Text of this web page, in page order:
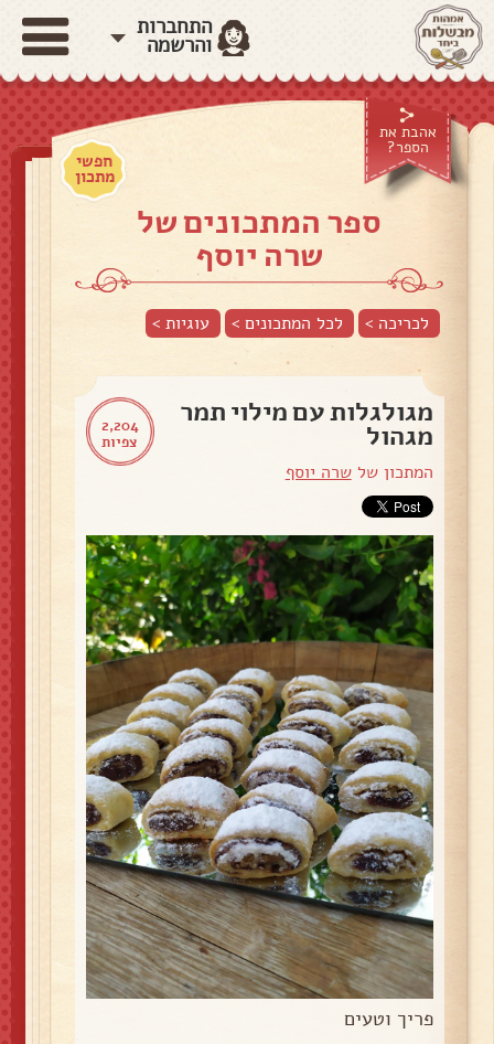
התחברות
והרשמה
אהבת את
הספר?
חפשי
מתכון
ספר המתכונים של
שרה יוסף
לכריכה > לכל המתכונים > עוגיות>
2,204
צפיות
מגולגלות עם מילוי תמר
מגהול
המתכון שלשרה יוסף
פריך וטעים